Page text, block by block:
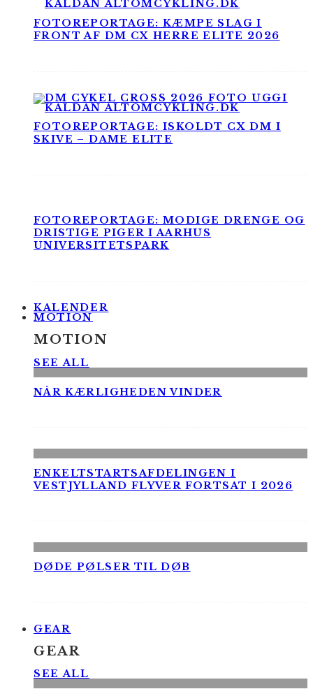
FOTOREPORTAGE: KÆMPE SLAG I
FRONT AF DM CX HERRE ELITE 2026
FOTOREPORTAGE: ISKOLDT CX DM I
SKIVE – DAME ELITE
FOTOREPORTAGE: MODIGE DRENGE OG
DRISTIGE PIGER I AARHUS
UNIVERSITETSPARK
KALENDER
MOTION
MOTION
SEE ALL
NÅR KÆRLIGHEDEN VINDER
ENKELTSTARTSAFDELINGEN I
VESTJYLLAND FLYVER FORTSAT I 2026
DØDE PØLSER TIL DØB
GEAR
GEAR
SEE ALL